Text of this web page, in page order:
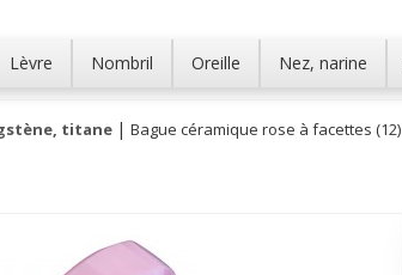
Lèvre Nombril Oreille Nez, narine
titane Bague céramique rose à facettes (12)